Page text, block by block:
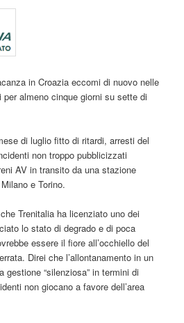
in Croazia eccomi di nuovo nelle
almeno cinque giorni su sette di
di luglio fitto di ritardi, arresti del
non troppo pubblicizzati
AV in transito da una stazione
e Torino.
Trenitalia ha licenziato uno dei
lo stato di degrado e di poca
essere il fiore all’occhiello del
Direi che l’allontanamento in un
gestione “silenziosa” in termini di
non giocano a favore dell’area